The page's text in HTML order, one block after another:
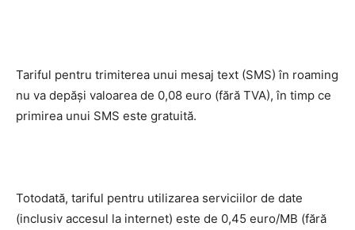
Tariful pentru trimiterea unui mesaj text (SMS) în roaming
nu va depăşi valoarea de 0,08 euro (fără TVA), în timp ce
primirea unui SMS este gratuită.
Totodată, tariful pentru utilizarea serviciilor de date
(inclusiv accesul la internet) este de 0,45 euro/MB (fără